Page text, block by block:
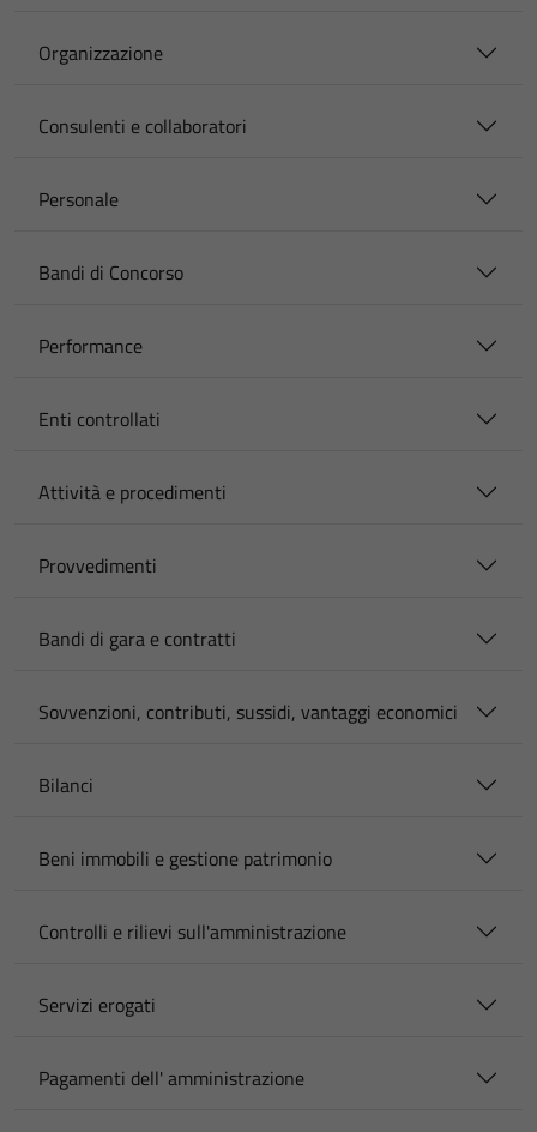
Organizzazione
Consulenti e collaboratori
Personale
Bandi di Concorso
Performance
Enti controllati
Attività e procedimenti
Provvedimenti
Bandi di gara e contratti
Sovvenzioni, contributi, sussidi, vantaggi economici
Bilanci
Beni immobili e gestione patrimonio
Controlli e rilievi sull'amministrazione
Servizi erogati
Pagamenti dell' amministrazione